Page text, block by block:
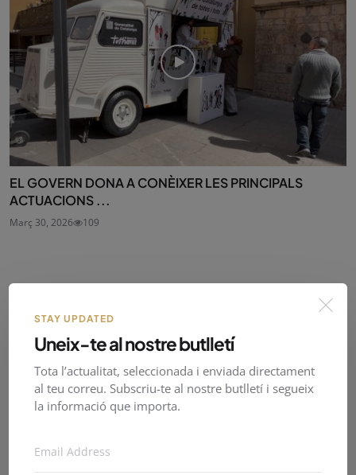
EL GOVERN DONA A CONÈIXER LES PRINCIPALS
ACTUACIONS ...
Març 30, 2026 109
STAY UPDATED
Uneix-te al nostre butlletí
Tota l’actualitat, seleccionada i enviada directament
al teu correu. Subscriu-te al nostre butlletí i segueix
la informació que importa.